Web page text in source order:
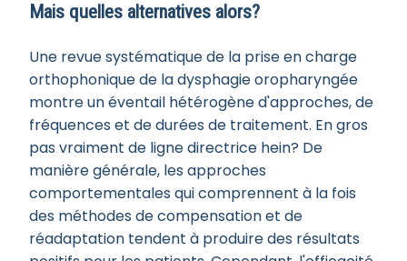
Mais quelles alternatives alors?
Une revue systématique de la prise en charge
orthophonique de la dysphagie oropharyngée
montre un éventail hétérogène d'approches, de
fréquences et de durées de traitement. En gros
pas vraiment de ligne directrice hein? De
manière générale, les approches
comportementales qui comprennent à la fois
des méthodes de compensation et de
réadaptation tendent à produire des résultats